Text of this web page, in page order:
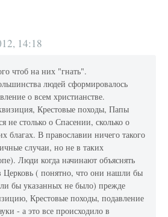
14:18
чтоб на них "гнать".
людей сформировалось
о всем христианстве.
Крестовые походы, Папы
не столько о Спасении, сколько о
благах. В православии ничего такого
случаи, но не в таких
Люди когда начинают объяснять
Церковь ( понятно, что они нашли бы
бы указанных не было) прежде
Крестовые походы, подавление
- а это все происходило в